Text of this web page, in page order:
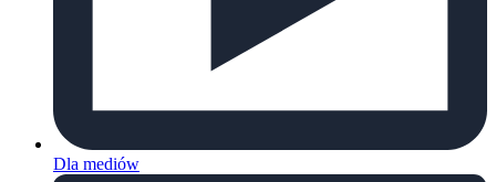
Dla mediów